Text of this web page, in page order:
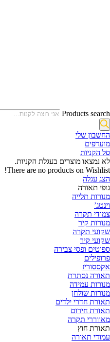
Products search
החשבון שלי‬
‫מועדפים‬‬
סל הקניות
לא נמצאו מוצרים בעגלת הקניות.
There are no products on Wishlist!
הצג עגלה
גופי תאורה
מנורות תלייה
וינטג’
צמודי תקרה
מנורות קיר
שקועי תקרה
שקועי קיר
ספוטים ופסי צבירה
פרופילים
אקססוריז
תאורה נסתרת
מנורות עמידה
מנורות שולחן
תאורת חדרי ילדים
תאורת חירום
מאווררי תקרה
תאורת חוץ
עמודי תאורה